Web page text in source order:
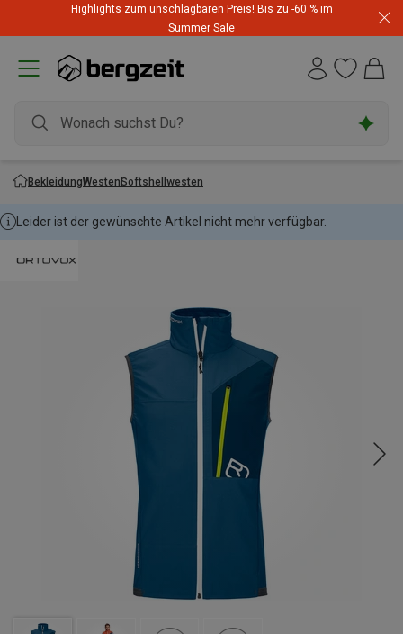
Highlights zum unschlagbaren Preis! Bis zu -60 % im
Summer Sale
BekleidungWestenSoftshellwesten
Leider ist der gewünschte Artikel nicht mehr verfügbar.